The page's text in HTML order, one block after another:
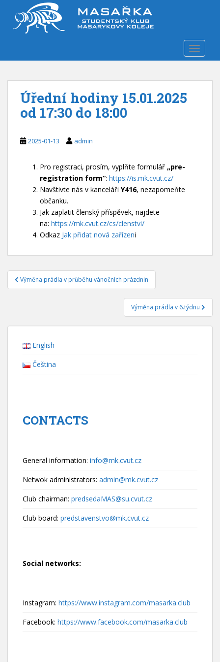
o
Úřední hodiny 15.01.2025
od 17:30 do 18:00
2025-01-13 admin
Pro registraci, prosím, vyplňte formulář „pre-
registration form“: https://is.mk.cvut.cz/
Navštivte nás v kanceláři Y416, nezapomeňte
občanku.
Jak zaplatit členský příspěvek, najdete
na: https://mk.cvut.cz/cs/clenstvi/
Odkaz Jak přidat nová zařízeni
Navigace
pro
Výměna prádla v průběhu vánočních prázdnin
Výměna prádla v 6.týdnu
English
Čeština
CONTACTS
General information: info@mk.cvut.cz
Netwok administrators: admin@mk.cvut.cz
Club chairman: predsedaMAS@su.cvut.cz
Club board: predstavenstvo@mk.cvut.cz
Social networks:
Instagram: https://www.instagram.com/masarka.club
Facebook: https://www.facebook.com/masarka.club